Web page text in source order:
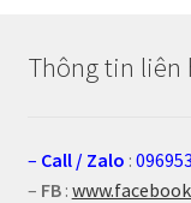
Thông tin liên
– Call / Zalo :
– FB: